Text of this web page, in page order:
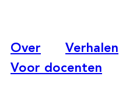
Over Verhalen
Voor docenten